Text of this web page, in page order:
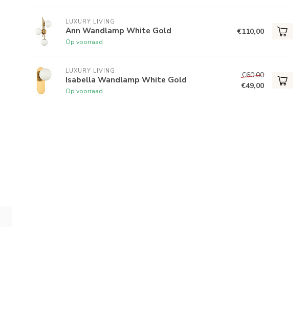
LUXURY LIVING
Ann Wandlamp White Gold
Op voorraad
€110,00
LUXURY LIVING
Isabella Wandlamp White Gold
Op voorraad
€60,00
€49,00